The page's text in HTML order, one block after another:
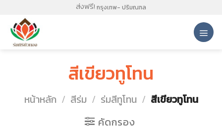
content
ส่งฟรี! กรุงเทพ- ปริมณฑล
สีเขียวทูโทน
หน้าหลัก / สีร่ม / ร่มสีทูโทน / สีเขียวทูโทน
คัดกรอง